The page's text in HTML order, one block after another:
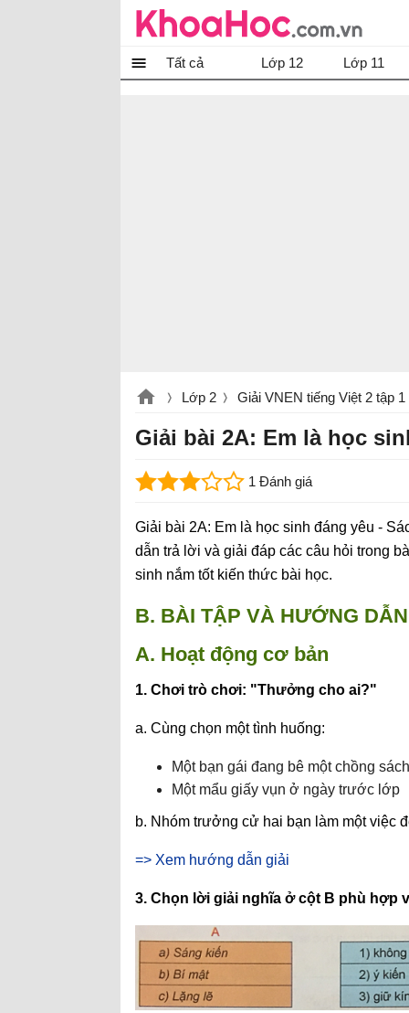
Tất cả Lớp 12 Lớp 11
Lớp 2 Giải VNEN tiếng Việt 2 tập 1
Giải bài 2A: Em là học
1 Đánh giá
Giải bài 2A: Em là học sinh đáng yêu -
dẫn trả lời và giải đáp các câu hỏi trong
sinh nắm tốt kiến thức bài học.
B. BÀI TẬP VÀ HƯỚNG
A. Hoạt động cơ bản
1. Chơi trò chơi: "Thưởng cho ai?"
a. Cùng chọn một tình huống:
Một bạn gái đang bê một chồng
Một mẩu giấy vụn ở ngày trước lớp
b. Nhóm trưởng cử hai bạn làm một việc
=> Xem hướng dẫn giải
3. Chọn lời giải nghĩa ở cột B phù hợp